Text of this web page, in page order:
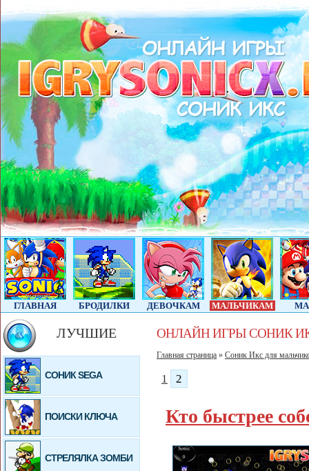
ГЛАВНАЯ БРОДИЛКИ ДЕВОЧКАМ МАЛЬЧИКАМ
ЛУЧШИЕ
СОНИК SEGA
ПОИСКИ КЛЮЧА
СТРЕЛЯЛКА ЗОМБИ
ОНЛАЙН ИГРЫ СОНИК
Главная страница » Соник Икс для
1 2
Кто быстрее